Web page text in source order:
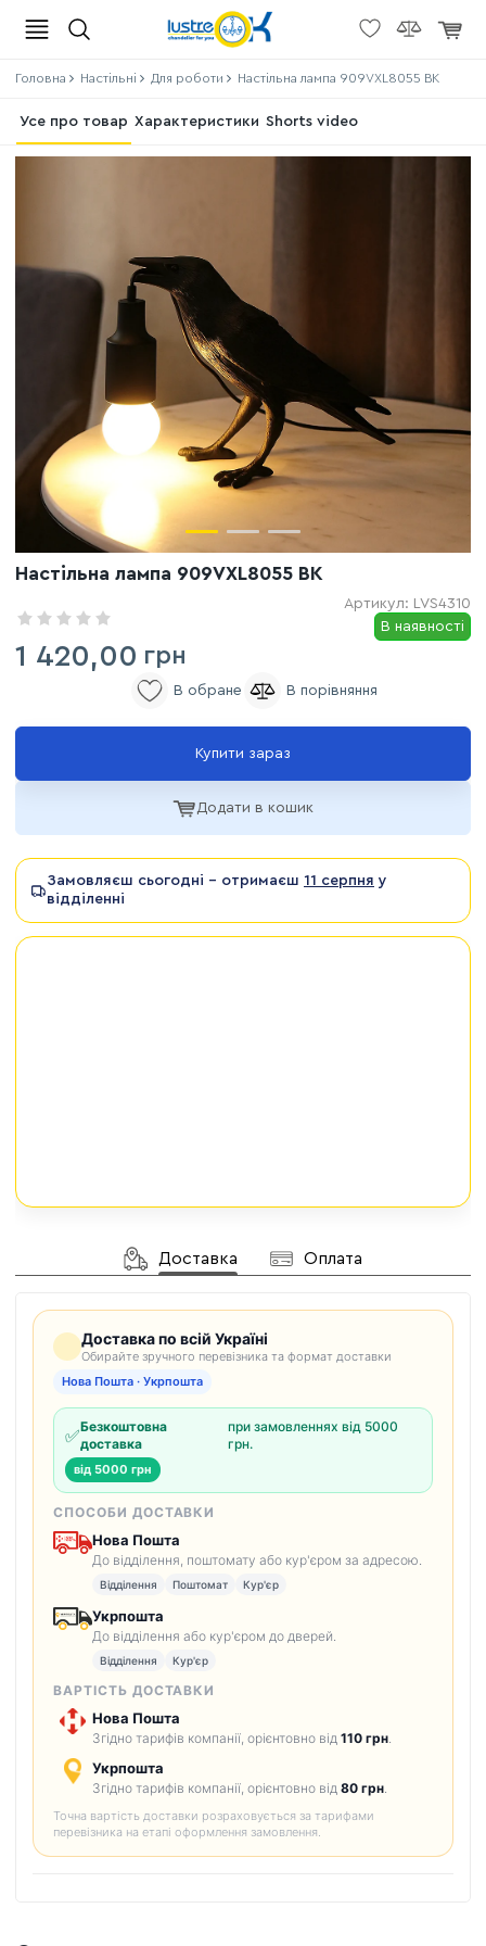
Головна Настільні Для роботи Настільна лампа 909VXL8055 BK
Усе про товар Характеристики Shorts video
Настільна лампа 909VXL8055 BK
Артикул: LVS4310
В наявності
1 420,00 грн
Додати в кошик
Замовляєш сьогодні - отримаєш 11 серпня у
відділенні
Купити зараз
Доставка Оплата
Доставка по всій Україні
Обирайте зручного перевізника та формат доставки
Нова Пошта · Укрпошта
✅Безкоштовна
доставка
при замовленнях від 5000
грн.
від 5000 грн
СПОСОБИ ДОСТАВКИ
Нова Пошта
До відділення, поштомату або кур'єром за адресою.
Відділення Поштомат Кур'єр
Укрпошта
До відділення або кур'єром до дверей.
Відділення Кур'єр
ВАРТІСТЬ ДОСТАВКИ
Нова Пошта
Згідно тарифів компанії, орієнтовно від 110 грн
Укрпошта
Згідно тарифів компанії, орієнтовно від 80 грн
Точна вартість доставки розраховується за тарифами
перевізника на етапі оформлення замовлення.